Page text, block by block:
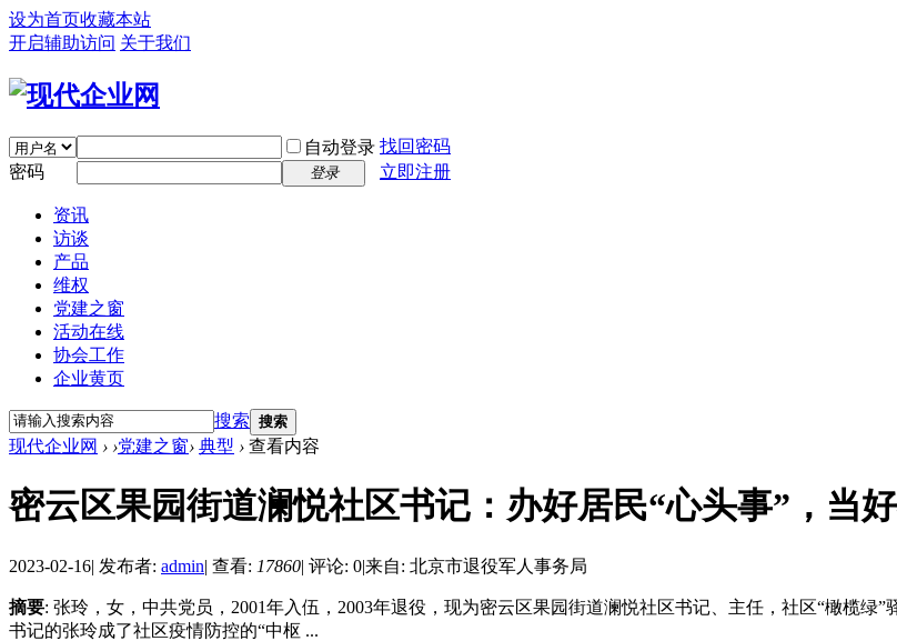
设为首页收藏本站
开启辅助访问 关于我们
自动登录 找回密码
密码
登录 立即注册
资讯
访谈
产品
维权
党建之窗
活动在线
协会工作
企业黄页
搜索 搜索
现代企业网 › ›党建之窗› 典型 › 查看内容
密云区果园街道澜悦社区书记：办好居民“心头事”，当
2023-02-16| 发布者: admin| 查看: 17860| 评论: 0|来自: 北京市退役军人事务局
摘要: 张玲，女，中共党员，2001年入伍，2003年退役，现为密云区果园街道澜悦社区书记、主任，社区“橄榄绿
书记的张玲成了社区疫情防控的“中枢 ...